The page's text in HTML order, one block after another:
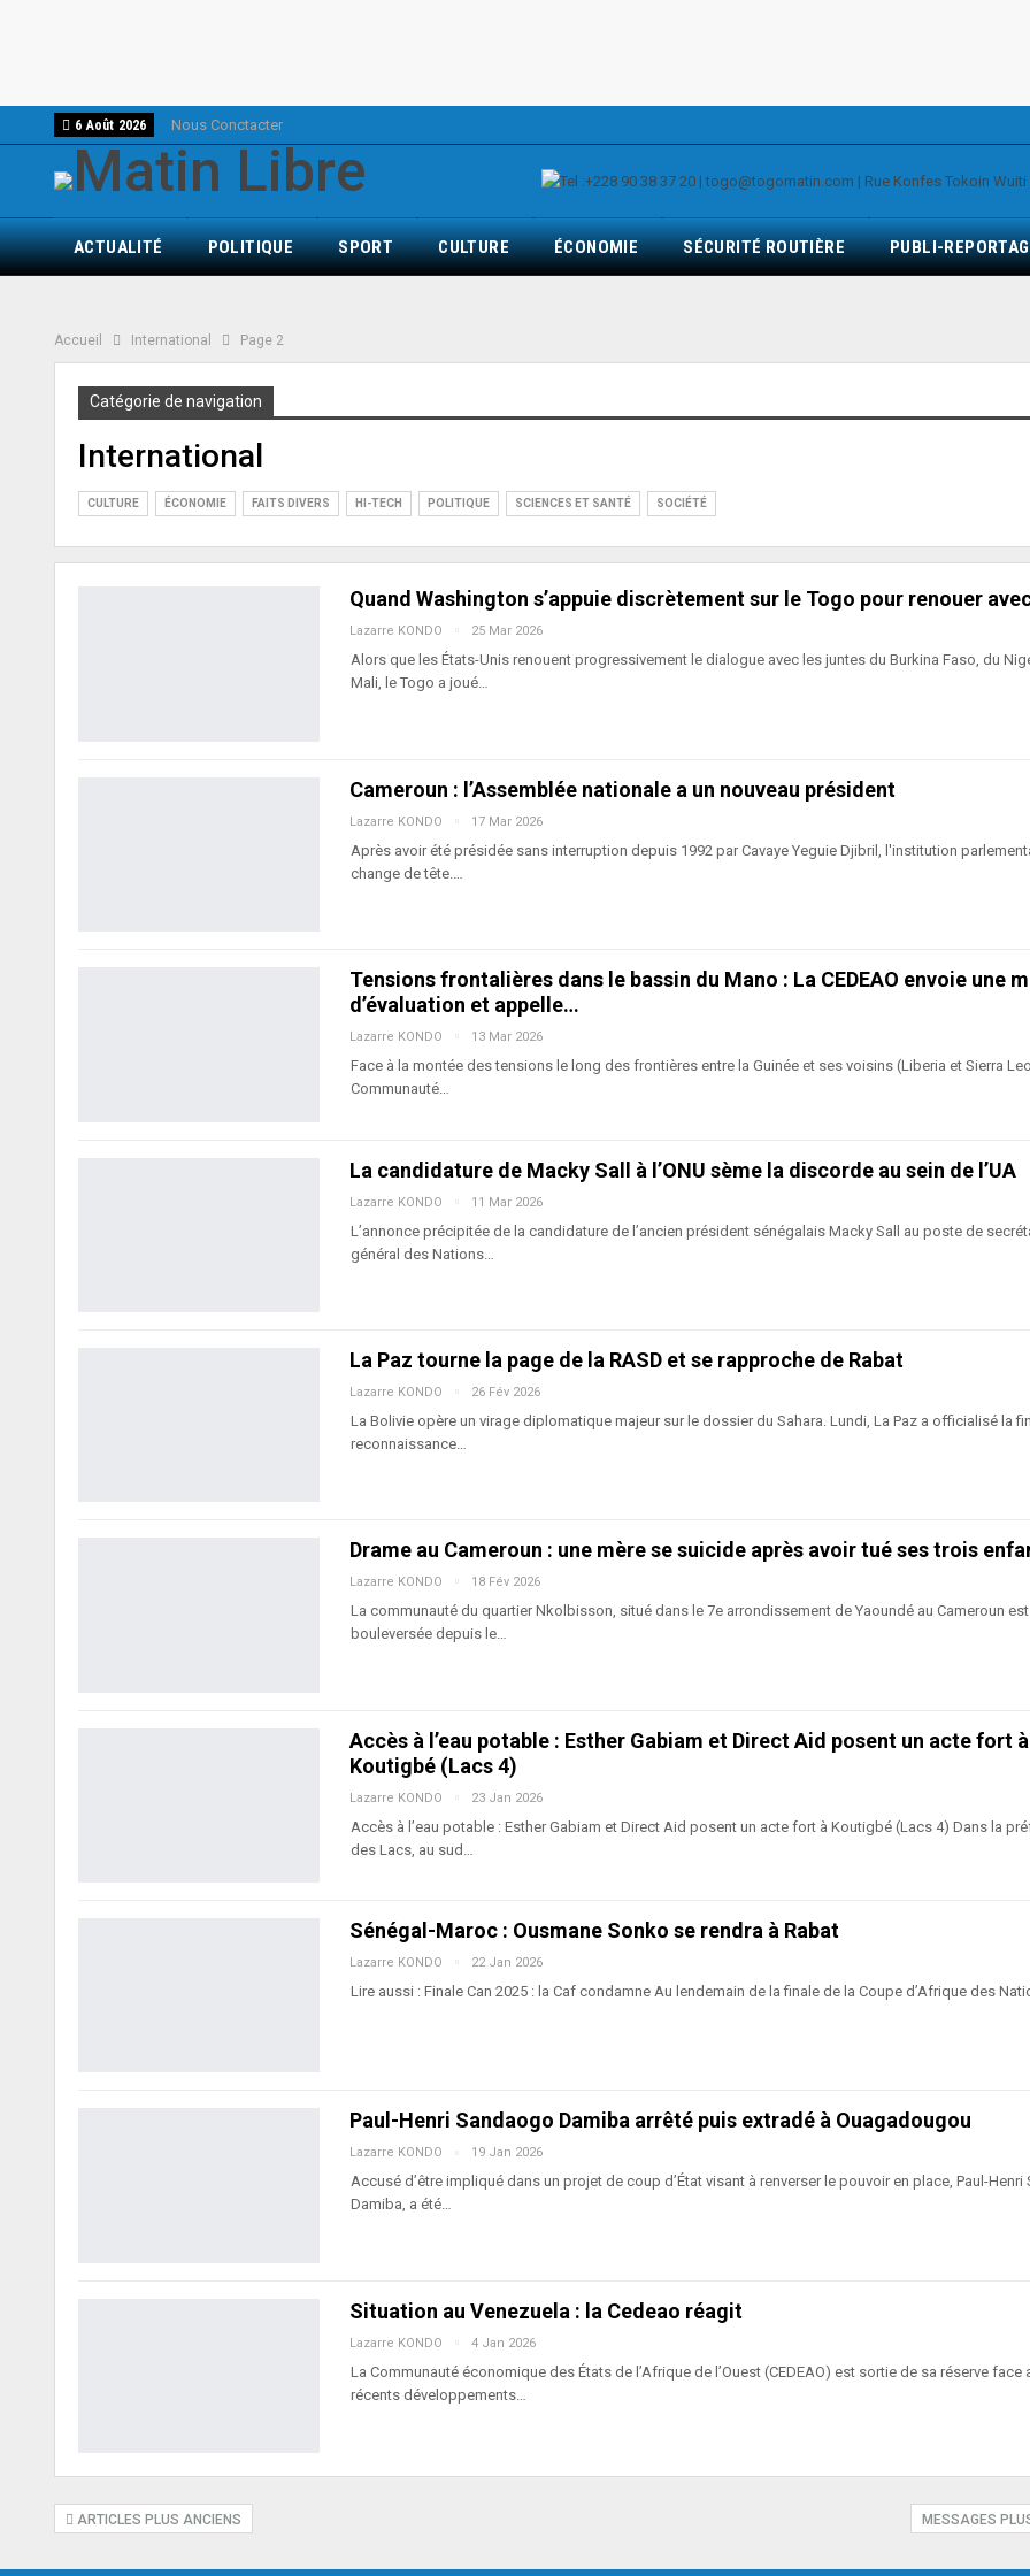
6 Août 2026 Nous Conctacter
ACTUALITÉ POLITIQUE SPORT CULTURE ÉCONOMIE SÉCURITÉ ROUTIÈRE PUBLI-
Accueil International Page 2
Catégorie de navigation
International
CULTURE ÉCONOMIE FAITS DIVERS HI-TECH POLITIQUE SCIENCES ET SANTÉ SOCIÉTÉ
Quand Washington s’appuie discrètement sur le Togo pour renouer avec
Lazarre KONDO 25 Mar 2026
Alors que les États-Unis renouent progressivement le dialogue avec les juntes du Burkina Faso, du
Mali, le Togo a joué…
Cameroun : l’Assemblée nationale a un nouveau président
Lazarre KONDO 17 Mar 2026
Après avoir été présidée sans interruption depuis 1992 par Cavaye Yeguie Djibril, l'institution
change de tête.…
Tensions frontalières dans le bassin du Mano : La CEDEAO envoie une
d’évaluation et appelle…
Lazarre KONDO 13 Mar 2026
Face à la montée des tensions le long des frontières entre la Guinée et ses voisins (Liberia et Sierra
Communauté…
La candidature de Macky Sall à l’ONU sème la discorde au sein de l’UA
Lazarre KONDO 11 Mar 2026
L’annonce précipitée de la candidature de l’ancien président sénégalais Macky Sall au poste de
général des Nations…
La Paz tourne la page de la RASD et se rapproche de Rabat
Lazarre KONDO 26 Fév 2026
La Bolivie opère un virage diplomatique majeur sur le dossier du Sahara. Lundi, La Paz a officialisé la
reconnaissance…
Drame au Cameroun : une mère se suicide après avoir tué ses trois
Lazarre KONDO 18 Fév 2026
La communauté du quartier Nkolbisson, situé dans le 7e arrondissement de Yaoundé au Cameroun est
bouleversée depuis le…
Accès à l’eau potable : Esther Gabiam et Direct Aid posent un acte fort à
Koutigbé (Lacs 4)
Lazarre KONDO 23 Jan 2026
Accès à l’eau potable : Esther Gabiam et Direct Aid posent un acte fort à Koutigbé (Lacs 4) Dans la
des Lacs, au sud…
Sénégal-Maroc : Ousmane Sonko se rendra à Rabat
Lazarre KONDO 22 Jan 2026
Lire aussi : Finale Can 2025 : la Caf condamne Au lendemain de la finale de la Coupe d’Afrique des
Paul-Henri Sandaogo Damiba arrêté puis extradé à Ouagadougou
Lazarre KONDO 19 Jan 2026
Accusé d’être impliqué dans un projet de coup d’État visant à renverser le pouvoir en place, Paul-Henri
Damiba, a été…
Situation au Venezuela : la Cedeao réagit
Lazarre KONDO 4 Jan 2026
La Communauté économique des États de l’Afrique de l’Ouest (CEDEAO) est sortie de sa réserve face
récents développements…
ARTICLES PLUS ANCIENS MESSAGES